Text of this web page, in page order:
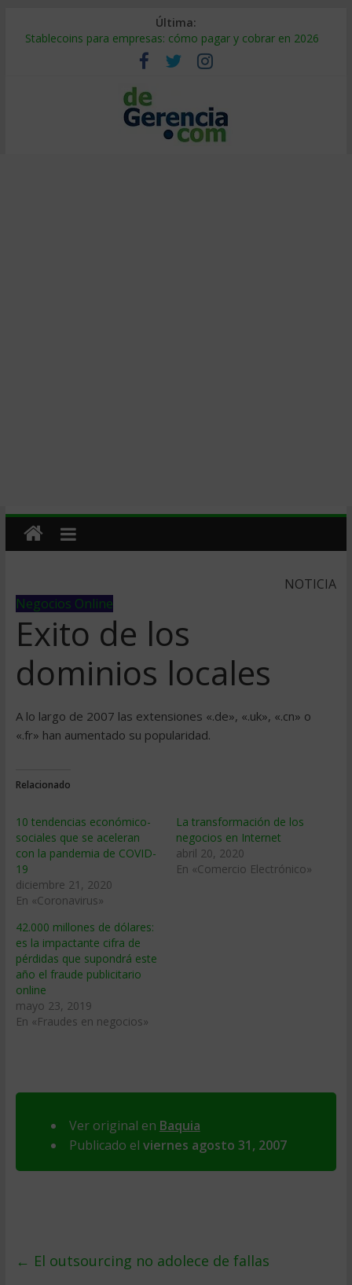
Última:
Stablecoins para empresas: cómo pagar y cobrar en 2026
Despido silencioso: qué es y por qué sale tan caro
IA en selección de personal: cómo auditarla a tiempo
Trabajo forzoso en la cadena de suministro: qué hacer
Mercado hispano de EE. UU.: cómo segmentarlo y venderle
NOTICIA
Negocios Online
Exito de los
dominios locales
A lo largo de 2007 las extensiones «.de», «.uk», «.cn» o
«.fr» han aumentado su popularidad.
Relacionado
10 tendencias económico-
sociales que se aceleran
con la pandemia de COVID-
19
diciembre 21, 2020
En «Coronavirus»
La transformación de los
negocios en Internet
abril 20, 2020
En «Comercio Electrónico»
42.000 millones de dólares:
es la impactante cifra de
pérdidas que supondrá este
año el fraude publicitario
online
mayo 23, 2019
En «Fraudes en negocios»
Ver original en Baquia
Publicado el viernes agosto 31, 2007
← El outsourcing no adolece de fallas